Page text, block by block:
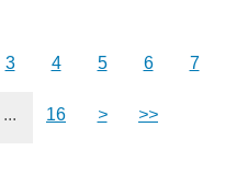
3 4 5 6 7
... 16 > >>